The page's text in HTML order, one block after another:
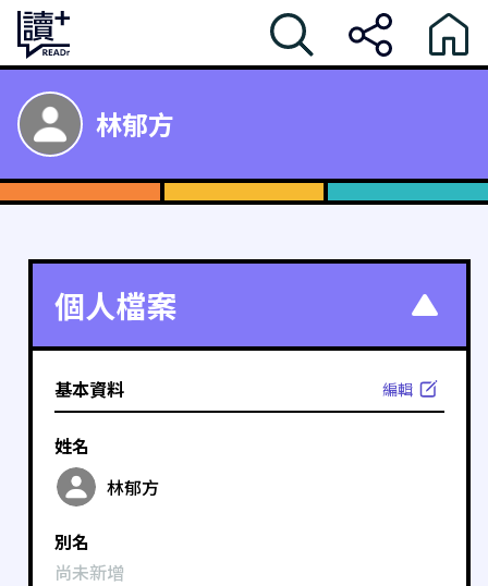
林郁方
個人檔案
基本資料 編輯
姓名
林郁方
別名
尚未新增